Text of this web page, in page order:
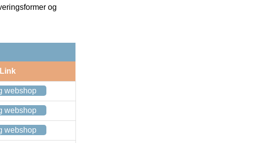
og
Link
webshop
webshop
webshop